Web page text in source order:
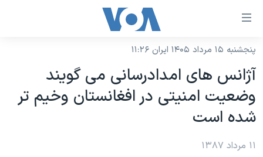
لینکهای
دسترسی
جهش
محتوای
اصلی
نسخه سبک وب‌سایت
موضوع ها
آمریکا
برنامه های تلویزیونی
جدول برنامه ها
پنجشنبه ۱۵ مرداد ۱۴۰۵ ایران ۱۱:۲۶
آژانس های امدادرسانی می گویند
وضعیت امنیتی در افغانستان وخیم تر
شده است
۱۱ مرداد ۱۳۸۷